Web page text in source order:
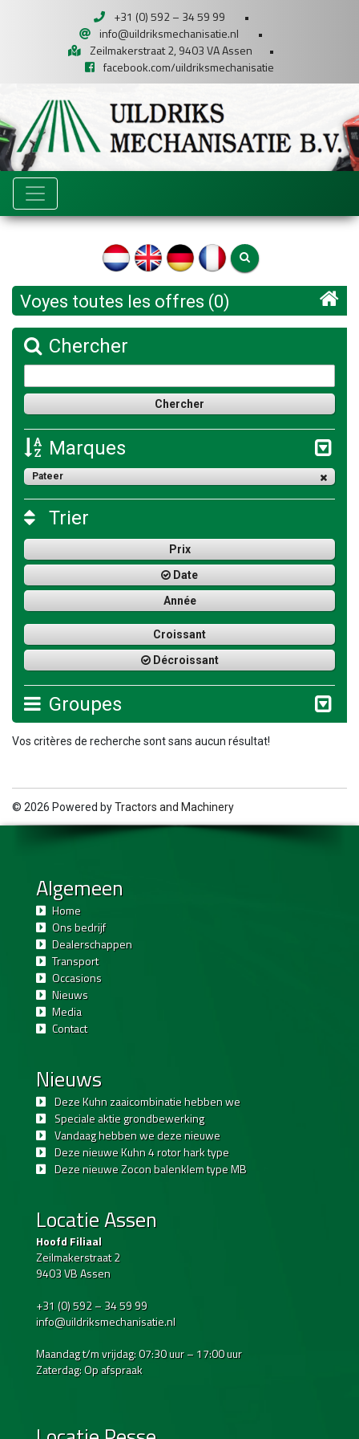
+31 (0) 592 – 34 59 99
•
info@uildriksmechanisatie.nl
•
Zeilmakerstraat 2, 9403 VA Assen
•
facebook.com/uildriksmechanisatie
Voyes toutes les offres (0)
Chercher
Marques
Pateer
Trier
Prix
Date
Année
Croissant
Décroissant
Groupes
Vos critères de recherche sont sans aucun résultat!
© 2026 Powered byTractors and Machinery
Algemeen
Home
Ons bedrijf
Dealerschappen
Transport
Occasions
Nieuws
Media
Contact
Nieuws
Deze Kuhn zaaicombinatie hebben we
Speciale aktie grondbewerking
Vandaag hebben we deze nieuwe
Deze nieuwe Kuhn 4 rotor hark type
Deze nieuwe Zocon balenklem type MB
Locatie Assen
Hoofd Filiaal
Zeilmakerstraat 2
9403 VB Assen
+31 (0) 592 – 34 59 99
info@uildriksmechanisatie.nl
Maandag t/m vrijdag: 07:30 uur – 17:00 uur
Zaterdag: Op afspraak